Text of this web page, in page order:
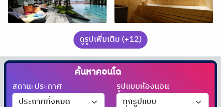
ดูรูปเพิ่มเติม (+12)
ค้นหาคอนโด
สถานะประกาศ รูปแบบห้องนอน